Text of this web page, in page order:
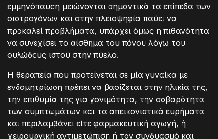
εμμηνόπαυση μειώνονται σημαντικά τα επίπεδα των
οιστρογόνων και στην πλειοψηφία παύει να
προκαλεί προβλήματα, υπάρχει όμως η πιθανότητα
να συνεχίσει το αίσθημα του πόνου λόγω του
ουλώδους ιστού στην πύελο.
Η θεραπεία που προτείνεται σε μία γυναίκα με
ενδομητρίωση πρέπει να βασίζεται στην ηλικία της,
την επιθυμία της για γονιμότητα, την σοβαρότητα
των συμπτωμάτων και τα απεικονιστικά ευρήματα
και περιλαμβάνει είτε φαρμακευτική αγωγή, ή
χειρουργική αντιμετώπιση ή τον συνδυασμό και